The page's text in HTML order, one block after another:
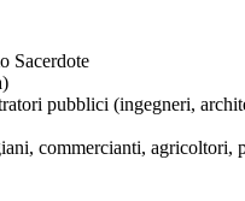
Sacerdote
pubblici (ingegneri,
commercianti, agricoltori,